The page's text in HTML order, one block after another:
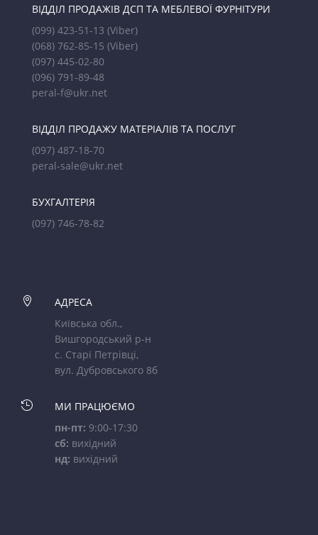
ВІДДІЛ ПРОДАЖІВ ДСП ТА МЕБЛЕВОЇ ФУРНІТУРИ
(099) 423-51-13 (Viber)
(068) 762-85-15 (Viber)
(097) 445-02-80
(096) 791-89-48
peral-f@ukr.net
ВІДДІЛ ПРОДАЖУ МАТЕРІАЛІВ ТА ПОСЛУГ
(097) 487-18-70
peral-sale@ukr.net
БУХГАЛТЕРІЯ
(097) 746-78-82

АДРЕСА
Київська обл.,
Вишгородський р-н
с. Старі Петрівці,
вул. Дубровського 8б

МИ ПРАЦЮЄМО
пн-пт: 9:00-17:30
сб: вихідний
нд: вихідний